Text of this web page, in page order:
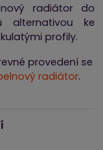
radiátor do
alternativou ke
profily.
provedení se
radiátor.